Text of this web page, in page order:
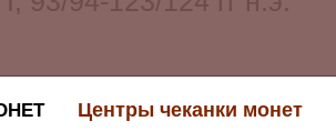
Центры чеканки монет